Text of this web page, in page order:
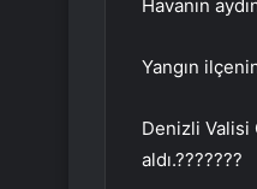
Havanın
Yangın
Denizli Valisi
aldı.???????